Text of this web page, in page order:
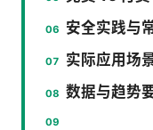
安全实践与
实际应用场
数据与趋势